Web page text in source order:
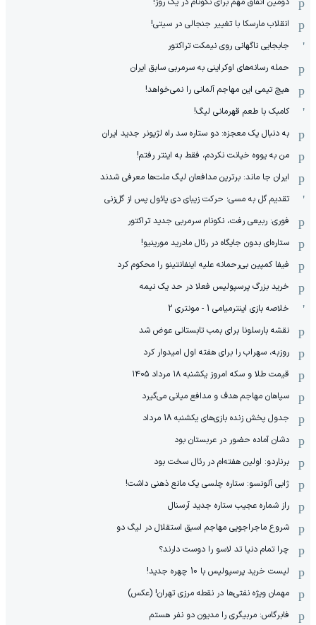
انقلاب مارسکا با تغییر جنجالی در سیتی!
جابجایی ناگهانی روی نیمکت تراکتور
حمله رسانه‌های اوکراینی به سرمربی سابق ایران
هیچ‌ تیمی این مهاجم آلمانی را نمی‌خواهد!
کامبک با طعم قهرمانی لیگ!
به دنبال یک معجزه: دو ستاره سد راه لژیونر جدید ایران
من به یووه خیانت نکردم، فقط به اینتر رفتم!
ایران جا ماند: برترین مدافعان لیگ ملت‌ها معرفی شدند
تقدیم گل به مسی؛ حرکت زیبای دی پائول پس از گل‌زنی
فوری: ربیعی رفت، نکونام سرمربی جدید تراکتور
ستاره‌ای بدون جایگاه در رئال مادرید مورینیو!
فیفا کمپین بی‌رحمانه علیه اینفانتینو را محکوم کرد
خرید بزرگ پرسپولیس فعلا در حد یک نیمه
خلاصه بازی اینترمیامی 1 - مونتری 2
نقشه بارسلونا برای بمب تابستانی عوض شد
روزبه، سهراب را برای هفته اول امیدوار کرد
قیمت طلا و سکه امروز یکشنبه ۱۸ مرداد ۱۴۰۵
سپاهان مهاجم هدف و مدافع میانی می‌گیرد
جدول پخش زنده بازی‌های یکشنبه 18 مرداد
دشان آماده حضور در عربستان بود
برناردو: اولین هفته‌ام در رئال سخت بود
ژابی آلونسو: ستاره چلسی یک مانع ذهنی داشت!
راز شماره عجیب ستاره جدید آرسنال
شروع ماجراجویی مهاجم اسبق استقلال در لیگ دو
چرا تمام دنیا تد لاسو را دوست دارند؟
لیست خرید پرسپولیس با 10 چهره جدید!
مهمان‌ ویژه نفتی‌ها در نقطه مرزی تهران! (عکس)
فابرگاس: مربیگری را مدیون دو نفر هستم